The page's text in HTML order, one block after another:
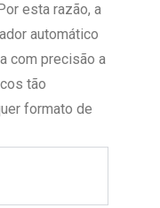
esta razão, a
automático
com precisão a
tão
formato de